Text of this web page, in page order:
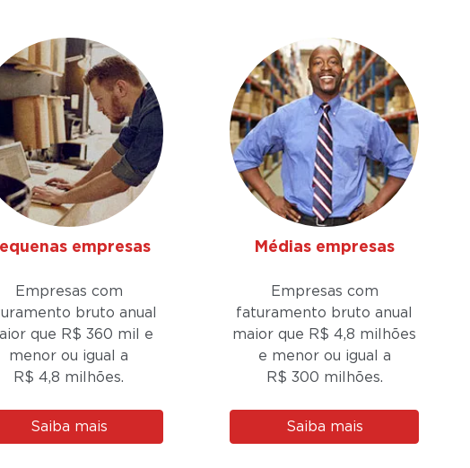
empresas
Empresas com
bruto anual
que R$ 360 mil e
menor ou igual a
R$ 4,8 milhões.
Saiba mais
Médias empresas
Empresas com
faturamento bruto anual
maior que R$ 4,8 milhões
e menor ou igual a
R$ 300 milhões.
Saiba mais